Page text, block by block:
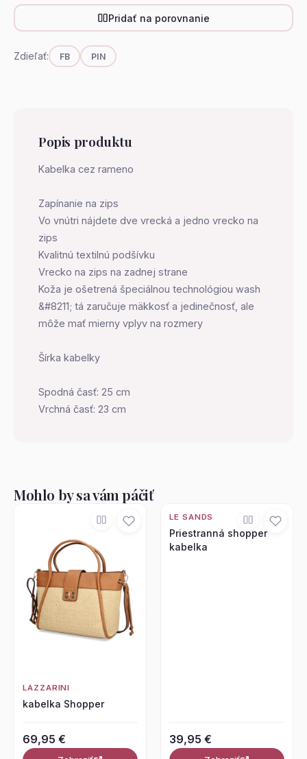
Pridať na porovnanie
Zdieľať: FB PIN
Popis produktu
Kabelka cez rameno
Zapínanie na zips
Vo vnútri nájdete dve vrecká a jedno vrecko na
zips
Kvalitnú textilnú podšívku
Vrecko na zips na zadnej strane
Koža je ošetrená špeciálnou technológiou wash
&#8211; tá zaručuje mäkkosť a jedinečnosť, ale
môže mať mierny vplyv na rozmery
Šírka kabelky
Spodná časť: 25 cm
Vrchná časť: 23 cm
Mohlo by sa vám páčiť
LAZZARINI
kabelka Shopper
69,95 €
LE SANDS
Priestranná shopper
kabelka
39,95 €